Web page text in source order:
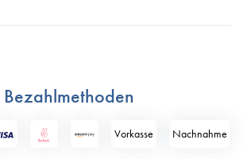
Bezahlmethoden
Vorkasse Nach­nahme